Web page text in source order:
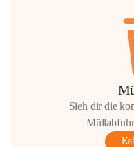
Sieh dir die